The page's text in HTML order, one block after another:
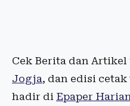
Cek Berita dan
Jogja, dan edisi
hadir di Epaper